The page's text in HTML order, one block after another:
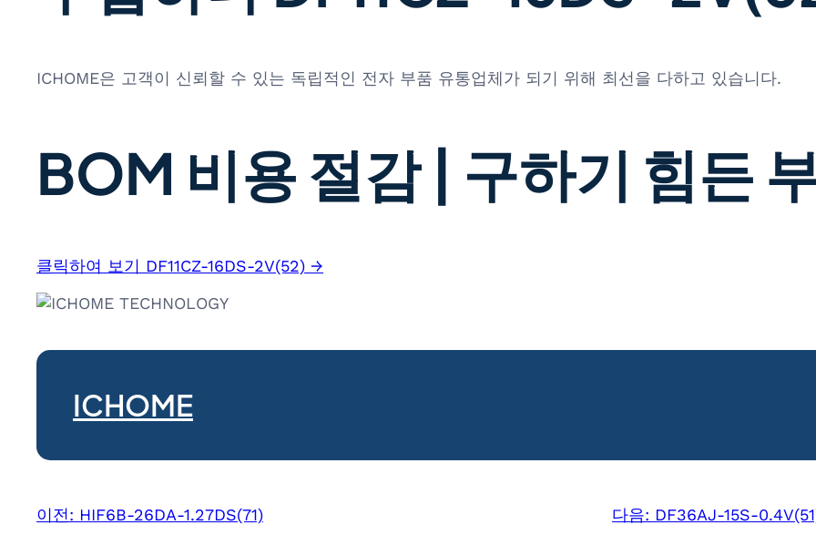
ICHOME은 고객이 신뢰할 수 있는 독립적인 전자 부품 유통업체가 되기 위해 최선을 다하고 있습니다.
BOM 비용 절감 | 구하기 힘든
클릭하여 보기 DF11CZ-16DS-2V(52) →
ICHOME
이전: HIF6B-26DA-1.27DS(71) 다음: DF36AJ-15S-